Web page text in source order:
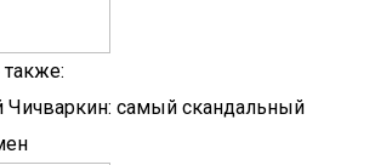
также:
Чичваркин: самый скандальный